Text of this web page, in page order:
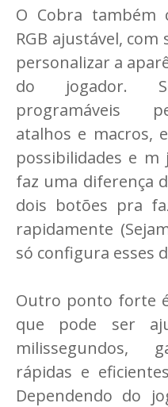
O Cobra também
RGB ajustável,
personalizar a
do jogador.
programáveis
atalhos e macros,
possibilidades e
faz uma diferença
dois botões pra
rapidamente
só configura esses
Outro ponto forte
que pode ser
milissegundos,
rápidas e
Dependendo do